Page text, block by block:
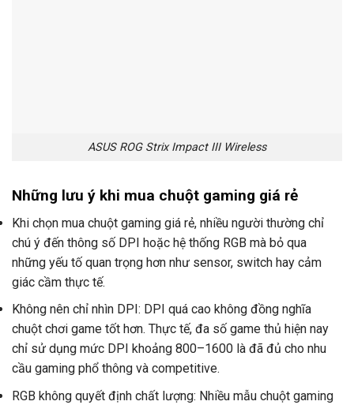
ASUS ROG Strix Impact III Wireless
Những lưu ý khi mua chuột gaming giá rẻ
Khi chọn mua chuột gaming giá rẻ, nhiều người thường chỉ
chú ý đến thông số DPI hoặc hệ thống RGB mà bỏ qua
những yếu tố quan trọng hơn như sensor, switch hay cảm
giác cầm thực tế.
Không nên chỉ nhìn DPI: DPI quá cao không đồng nghĩa
chuột chơi game tốt hơn. Thực tế, đa số game thủ hiện nay
chỉ sử dụng mức DPI khoảng 800–1600 là đã đủ cho nhu
cầu gaming phổ thông và competitive.
RGB không quyết định chất lượng: Nhiều mẫu chuột gaming